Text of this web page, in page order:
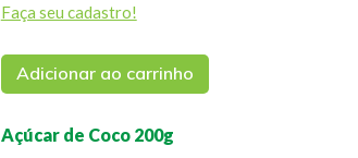
Faça seu cadastro!
Adicionar ao carrinho
Açúcar de Coco 200g